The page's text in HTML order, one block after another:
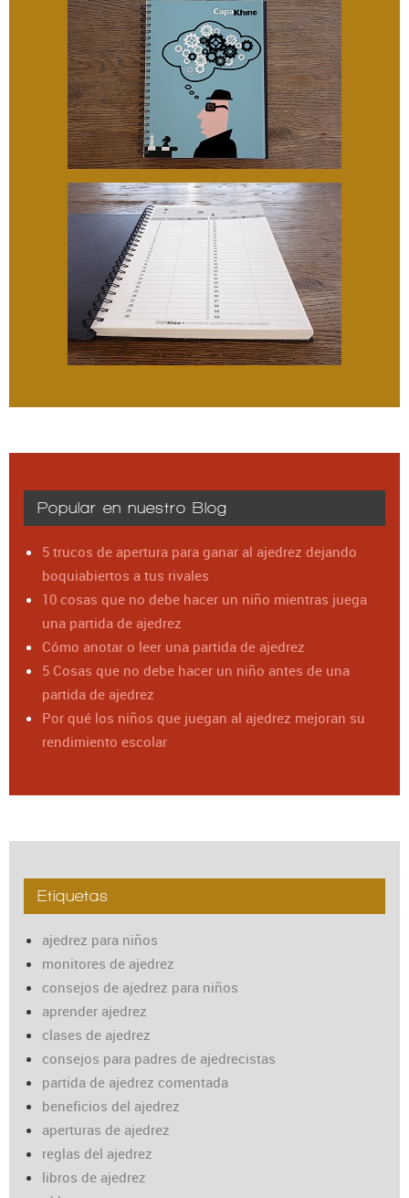
Popular en nuestro Blog
5 trucos de apertura para ganar al ajedrez dejando
boquiabiertos a tus rivales
10 cosas que no debe hacer un niño mientras juega
una partida de ajedrez
Cómo anotar o leer una partida de ajedrez
5 Cosas que no debe hacer un niño antes de una
partida de ajedrez
Por qué los niños que juegan al ajedrez mejoran su
rendimiento escolar
Etiquetas
ajedrez para niños
monitores de ajedrez
consejos de ajedrez para niños
aprender ajedrez
clases de ajedrez
consejos para padres de ajedrecistas
partida de ajedrez comentada
beneficios del ajedrez
aperturas de ajedrez
reglas del ajedrez
libros de ajedrez